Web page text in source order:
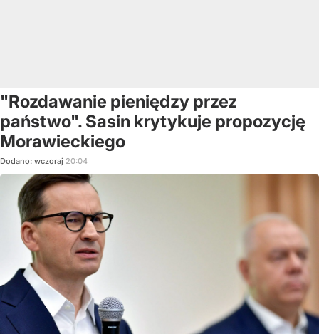
"Rozdawanie pieniędzy przez
państwo". Sasin krytykuje propozycję
Morawieckiego
Dodano: wczoraj 20:04